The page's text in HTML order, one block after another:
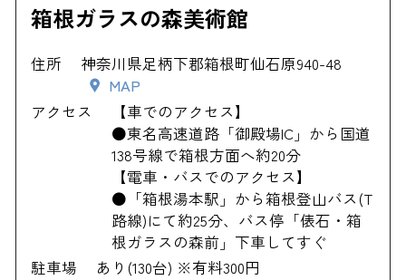
箱根ガラスの森美術館
住所
神奈川県足柄下郡箱根町仙石原940-48
MAP
アクセス
【車でのアクセス】
●東名高速道路「御殿場IC」から国道
138号線で箱根方面へ約20分
【電車・バスでのアクセス】
●「箱根湯本駅」から箱根登山バス(T
路線)にて約25分、バス停「俵石・箱
根ガラスの森前」下車してすぐ
駐車場
あり(130台) ※有料300円